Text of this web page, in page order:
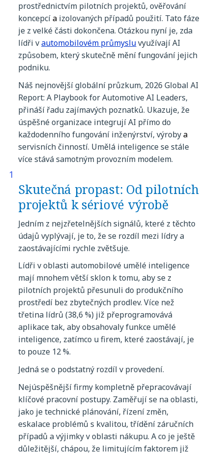
prostřednictvím pilotních projektů,ověřování
koncepcía izolovaných případů použití. Tatofáze
je zvelké části dokončena.Otázkou nyní je, zda
lídři vautomobilovém průmysluvyužívajíAI
způsobem, kterýskutečně měnífungování jejich
podniku.
Náš nejnovějšíglobální průzkum, 2026 Global AI
Report: A Playbook for Automotive AI Leaders,
přináší řadu zajímavých poznatků. Ukazuje,že
úspěšnéorganizace integrujíAI přímo do
každodenního fungování inženýrství,výrobya
servisních činností. Umělá inteligencesestále
vícestávásamotným provozním modelem.
Skutečná propast: Od pilotních
projektůk sériové výrobě
Jedním z nejzřetelnějšíchsignálů, které ztěchto
údajů vyplývají, je to,žese rozdíl mezi lídrya
zaostávajícími rychle zvětšuje.
Lídři voblasti automobilové umělé inteligence
mají mnohemvětšísklon ktomu, aby se z
pilotních projektů přesunuli do produkčního
prostředí bez zbytečných prodlev. Více než
třetina lídrů (38,6 %) již přeprogramovává
aplikacetak, abyobsahovalyfunkce umělé
inteligence, zatímco ufirem, které zaostávají, je
to pouze 12 %.
Jednáse o podstatný rozdíl v provedení.
Nejúspěšnějšífirmy kompletně přepracovávají
klíčové pracovní postupy. Zaměřujíse naoblasti,
jako jetechnické plánování, řízení změn,
eskalace problémů s kvalitou,třídění záručních
případů avýjimkyvoblasti nákupu. A co je ještě
důležitější,chápou,že limitujícímfaktorem již